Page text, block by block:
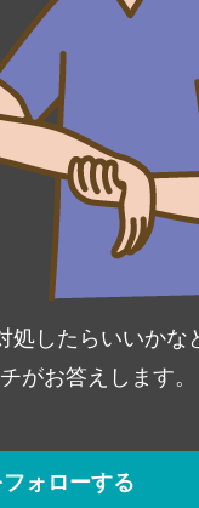
したらいいかな
がお答えします。
ォローする